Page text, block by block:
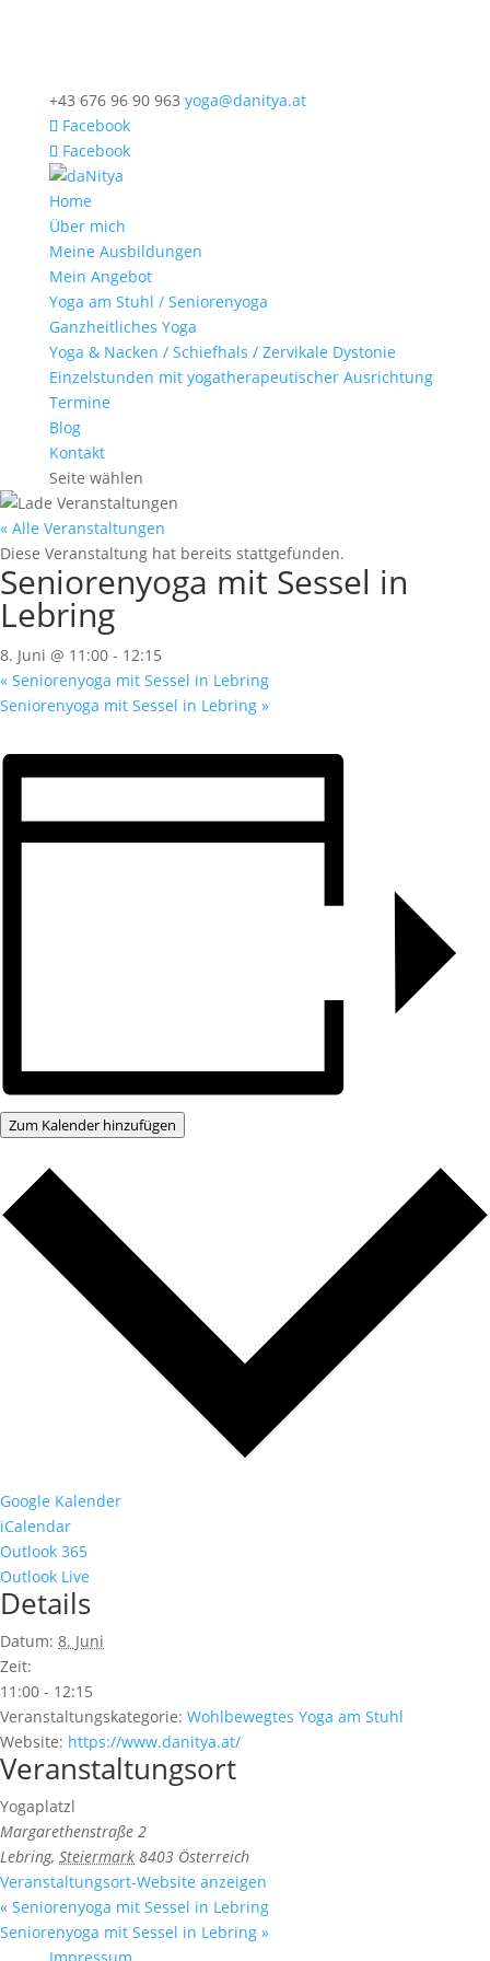
+43 676 96 90 963 yoga@danitya.at
Facebook
Facebook
Home
Über mich
Meine Ausbildungen
Mein Angebot
Yoga am Stuhl / Seniorenyoga
Ganzheitliches Yoga
Yoga & Nacken / Schiefhals / Zervikale Dystonie
Einzelstunden mit yogatherapeutischer Ausrichtung
Termine
Blog
Kontakt
Seite wählen
« Alle Veranstaltungen
Diese Veranstaltung hat bereits stattgefunden.
Seniorenyoga mit Sessel in
Lebring
8. Juni @ 11:00 - 12:15
« Seniorenyoga mit Sessel in Lebring
Seniorenyoga mit Sessel in Lebring »
Zum Kalender hinzufügen
Google Kalender
iCalendar
Outlook 365
Outlook Live
Details
Datum: 8. Juni
Zeit:
11:00 - 12:15
Veranstaltungskategorie: Wohlbewegtes Yoga am Stuhl
Website: https://www.danitya.at/
Veranstaltungsort
Yogaplatzl
Margarethenstraße 2
Lebring, Steiermark 8403 Österreich
Veranstaltungsort-Website anzeigen
« Seniorenyoga mit Sessel in Lebring
Seniorenyoga mit Sessel in Lebring »